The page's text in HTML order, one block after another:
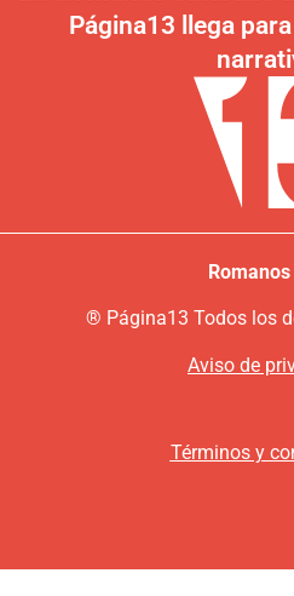
Página13 llega
® Página13 Todos los
Aviso de
Términos y